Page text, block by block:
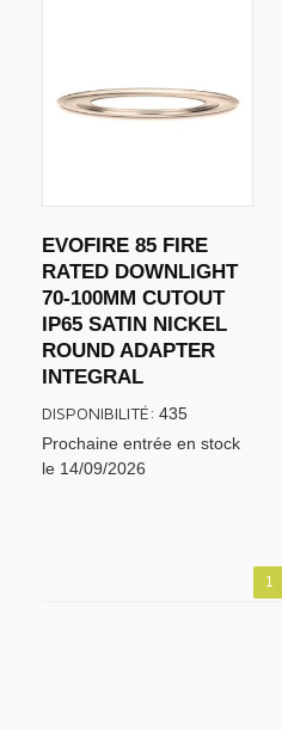
EVOFIRE 85 FIRE
RATED DOWNLIGHT
70-100MM CUTOUT
IP65 SATIN NICKEL
ROUND ADAPTER
INTEGRAL
Prochaine entrée en stock
le 14/09/2026
DISPONIBILITÉ: 435
1